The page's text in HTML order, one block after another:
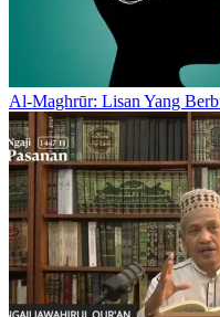
Al-Maghrūr: Lisan Yang